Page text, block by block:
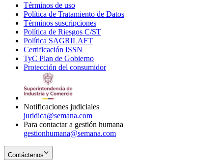
Términos de uso
in
new
window
Política de Tratamiento de Datos
Términos suscripciones
in
Política de Riesgos C/ST
Política SAGRILAFT
new
window
Certificación ISSN
in
new
TyC Plan de Gobierno
in
Protección del consumidorOpens
Notificaciones judiciales
juridica@semana.com
Para contactar a gestión humana
gestionhumana@semana.com
Contáctenos